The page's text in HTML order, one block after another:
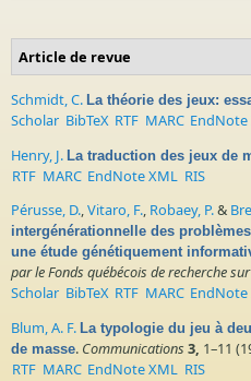
Article de revue
Schmidt, C. La théorie des jeux:
Scholar BibTeX RTF MARC EndNote
Henry, J. La traduction des jeux de
RTF MARC EndNote XML
RIS
Pérusse, D.,Vitaro, F., Robaey, P.&
intergénérationnelle des
une étude génétiquement
par le Fonds québécois de recherche
Scholar BibTeX RTF MARC EndNote
Blum, A. F. La typologie du jeu à
de masse. Communications 3, 1–11
RTF MARC EndNote XML RIS